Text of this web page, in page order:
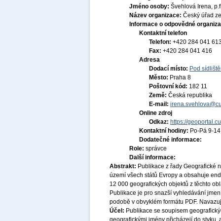
Jméno osoby: Švehlová Irena,
Název organizace: Český úřad
Informace o odpovědné
Kontaktní telefon
Telefon: +420 284 041
Fax: +420 284 041 416
Adresa
Dodací místo: Pod
Město: Praha 8
Poštovní kód: 182 11
Země: Česká republika
E-mail:
Online zdroj
Odkaz: https://
Kontaktní hodiny: Po-Pá 9-
Dodatečné informace:
Role: správce
Další informace:
Abstrakt: Publikace z řady Geografické
území všech států Evropy a obsahuje
12 000 geografických objektů z těchto
Publikace je pro snazší vyhledávání
podobě v obvyklém formátu PDF.
Účel: Publikace se soupisem
geografickými jmény přicházejí do styku,